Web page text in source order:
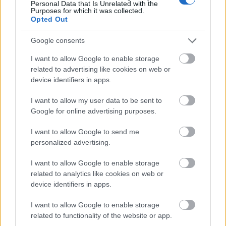
Personal Data that Is Unrelated with the
Purposes for which it was collected.
Opted Out
Google consents
I want to allow Google to enable storage
related to advertising like cookies on web or
device identifiers in apps.
I want to allow my user data to be sent to
Google for online advertising purposes.
I want to allow Google to send me
personalized advertising.
I want to allow Google to enable storage
related to analytics like cookies on web or
device identifiers in apps.
I want to allow Google to enable storage
related to functionality of the website or app.
Program
Onsdag 29. mars
– 13:15: Para sprint fristil prolog, stående og
– 14:45: Para sprint fristil finale, stående og
sittende
– 15:45: Sprintstafett fristil kvalifisering, kvinner
og menn
– 18:00: Sprintstafett fristil finaler, kvinner og
Torsdag 30. mars
– 10:00: Para 7.5km sittende
– 11:00: 5km klassisk individuell start, kvinner og
para stående
– 13:30: 10km klassisk individuell start, menn og
para stående